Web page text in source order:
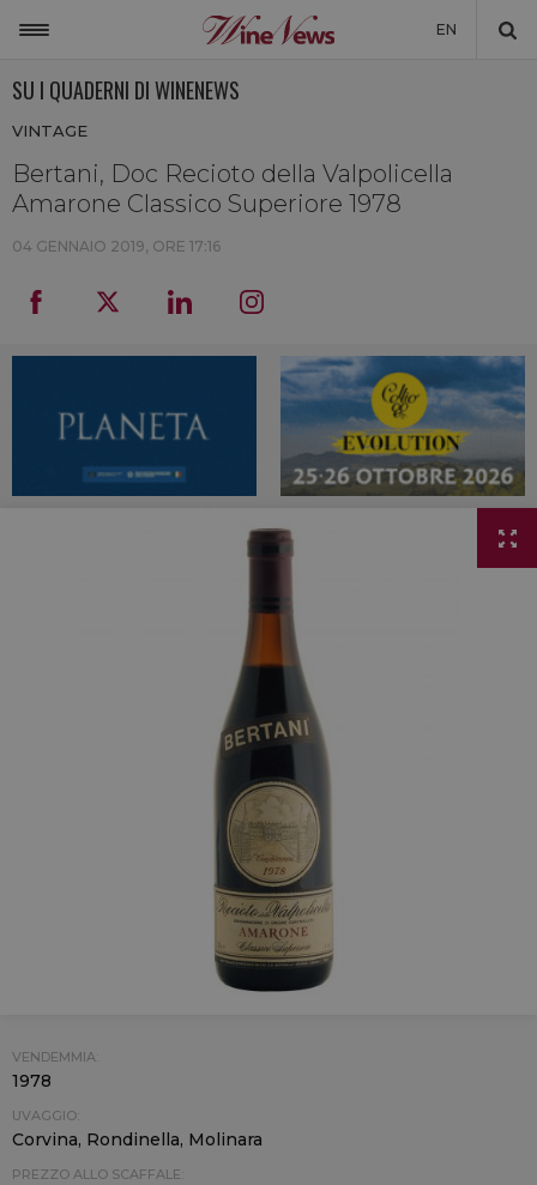
EN
NON SOLO VINO
WINENEWS TV
SU I QUADERNI DI WINENEWS
VINTAGE
Bertani, Doc Recioto della Valpolicella
Amarone Classico Superiore 1978
04 GENNAIO 2019, ORE 17:16
VENDEMMIA:
1978
UVAGGIO:
Corvina, Rondinella, Molinara
PREZZO ALLO SCAFFALE: